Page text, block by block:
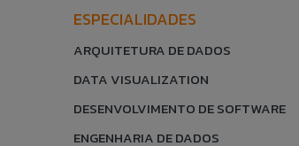
ESPECIALIDADES
ARQUITETURA DE DADOS
DATA VISUALIZATION
DESENVOLVIMENTO DE SOFTWARE
ENGENHARIA DE DADOS